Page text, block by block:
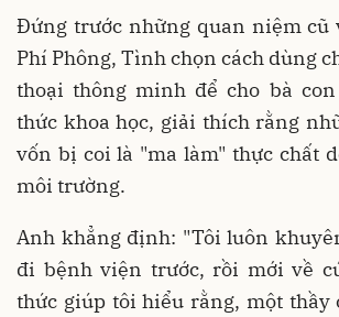
Đứng trước những quan niệm cũ
Phí Phông, Tình chọn cách dùng
thoại thông minh để cho bà
thức khoa học, giải thích rằng
vốn bị coi là "ma làm" thực chất
môi trường.
Anh khẳng định: "Tôi luôn
đi bệnh viện trước, rồi mới về
thức giúp tôi hiểu rằng, một thầy